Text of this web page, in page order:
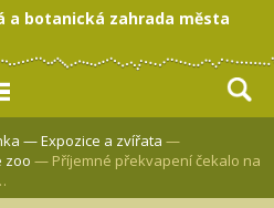
a botanická zahrada města
—Expozice a zvířata —
zoo — Příjemné překvapení čekalo na